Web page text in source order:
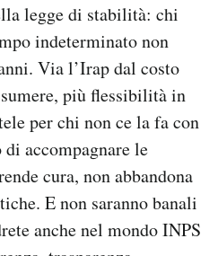
legge di stabilità: chi
indeterminato non
Via l’Irap dal costo
più flessibilità in
per chi non ce la fa con
accompagnare le
cura, non abbandona
E non saranno banali
anche nel mondo INPS